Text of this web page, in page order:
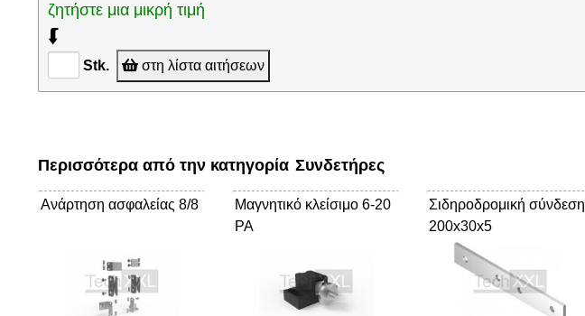
ζητήστε μια μικρή τιμή
⮮
Stk. στη λίστα αιτήσεων
Περισσότερα από την κατηγορία Συνδετήρες
Ανάρτηση ασφαλείας 8/8
Μαγνητικό κλείσιμο 6-20
PA
Σιδηροδρομική σύνδεση
200x30x5